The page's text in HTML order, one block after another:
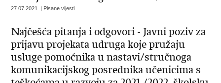
27.07.2021. | Pisane vijesti
Najčešća pitanja i odgovori - Javni poziv za
prijavu projekata udruga koje pružaju
usluge pomoćnika u nastavi/stručnoga
komunikacijskog posrednika učenicima s